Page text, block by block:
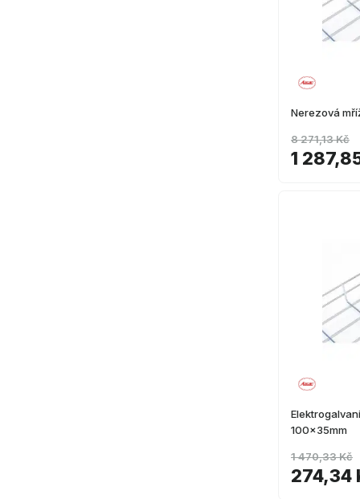
Nerezová
1
8 271,13 Kč
100x35mm
274,34
1 470,33 Kč